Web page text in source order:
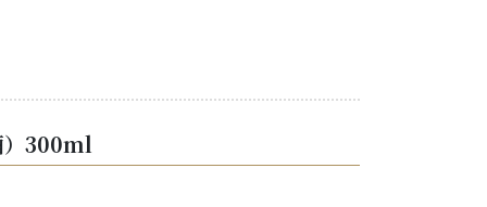
）300ml